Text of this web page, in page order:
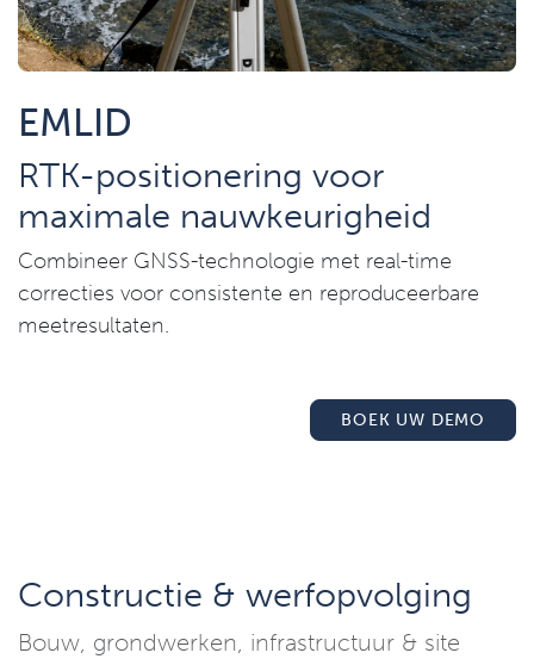
EMLID
RTK-positionering voor
maximale nauwkeurigheid
Combineer GNSS-technologie met real-time
correcties voor consistente en reproduceerbare
meetresultaten.
BOEK UW DEMO
Constructie & werfopvolging
Bouw, grondwerken, infrastructuur & site